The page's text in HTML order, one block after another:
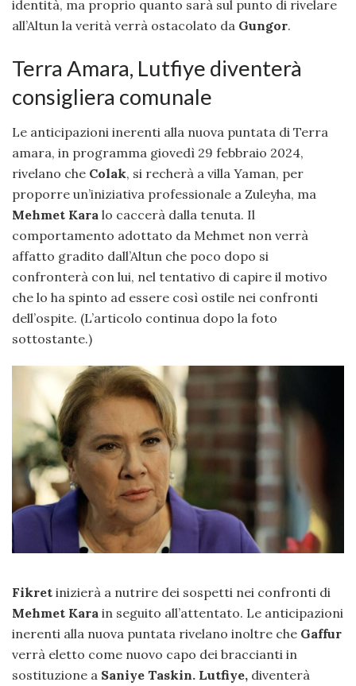
identità, ma proprio quanto sarà sul punto di rivelare
all’Altun la verità verrà ostacolato da Gungor.
Terra Amara, Lutfiye diventerà
consigliera comunale
Le anticipazioni inerenti alla nuova puntata di Terra
amara, in programma giovedì 29 febbraio 2024,
rivelano che Colak, si recherà a villa Yaman, per
proporre un’iniziativa professionale a Zuleyha, ma
Mehmet Kara lo caccerà dalla tenuta. Il
comportamento adottato da Mehmet non verrà
affatto gradito dall’Altun che poco dopo si
confronterà con lui, nel tentativo di capire il motivo
che lo ha spinto ad essere così ostile nei confronti
dell’ospite. (L’articolo continua dopo la foto
sottostante.)
Fikret inizierà a nutrire dei sospetti nei confronti di
Mehmet Kara in seguito all’attentato. Le anticipazioni
inerenti alla nuova puntata rivelano inoltre che Gaffur
verrà eletto come nuovo capo dei braccianti in
sostituzione a Saniye Taskin. Lutfiye, diventerà